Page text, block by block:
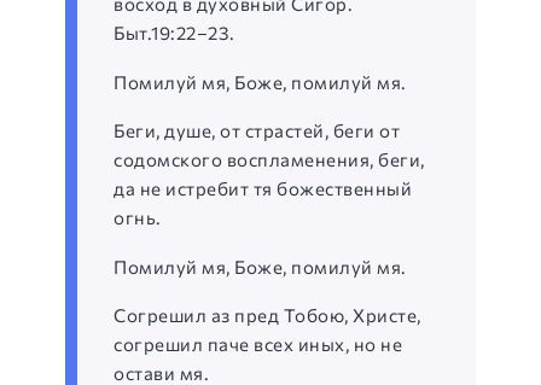
Быт.19:22–23.
Помилуй мя, Боже, помилуй мя.
Беги, душе, от страстей, беги от
содомского воспламенения, беги,
да не истребит тя божественный
огнь.
Помилуй мя, Боже, помилуй мя.
Согрешил аз пред Тобою, Христе,
согрешил паче всех иных, но не
остави мя.